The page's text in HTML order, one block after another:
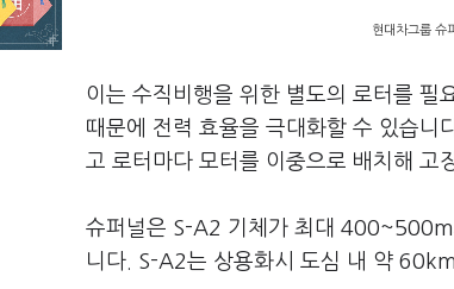
현대차그룹 슈
이는 수직비행을 위한 별도의 로터를 필
때문에 전력 효율을 극대화할 수 있습니
고 로터마다 모터를 이중으로 배치해 고
슈퍼널은 S-A2 기체가 최대
니다. S-A2는 상용화시 도심 내 약